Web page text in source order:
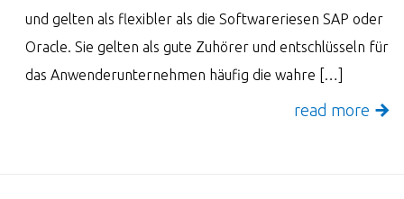
und gelten als flexibler als die Softwareriesen SAP oder
Oracle. Sie gelten als gute Zuhörer und entschlüsseln für
das Anwenderunternehmen häufig die wahre […]
read more